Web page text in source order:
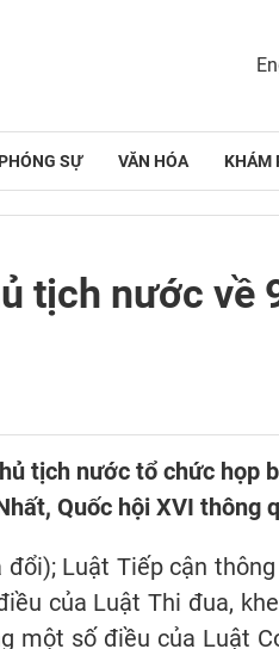
PHÓNG SỰ VĂN HÓA KHÁM
tịch nước về
tịch nước tổ chức họp
Quốc hội XVI thông
Luật Tiếp cận
của Luật Thi đua,
một số điều của Luật